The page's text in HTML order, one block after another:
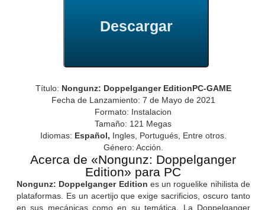
Descargar
Título: Nongunz: Doppelganger EditionPC-GAME
Fecha de Lanzamiento: 7 de Mayo de 2021
Formato: Instalacion
Tamaño: 121 Megas
Idiomas: Español, Ingles, Portugués, Entre otros.
Género: Acción.
Acerca de «Nongunz: Doppelganger
Edition» para PC
Nongunz: Doppelganger Edition es un roguelike nihilista de
plataformas. Es un acertijo que exige sacrificios, oscuro tanto
en sus mecánicas como en su temática. La Doppelganger